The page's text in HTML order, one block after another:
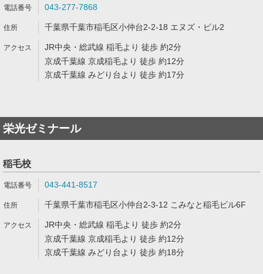
043-277-7868
千葉県千葉市稲毛区小仲台2-2-18 エヌズ・ビル2
JR中央・総武線 稲毛より 徒歩 約2分
京成千葉線 京成稲毛より 徒歩 約12分
京成千葉線 みどり台より 徒歩 約17分
栄光ゼミナール
稲毛校
043-441-8517
千葉県千葉市稲毛区小仲台2-3-12 こみなと稲毛ビル6F
JR中央・総武線 稲毛より 徒歩 約2分
京成千葉線 京成稲毛より 徒歩 約12分
京成千葉線 みどり台より 徒歩 約18分